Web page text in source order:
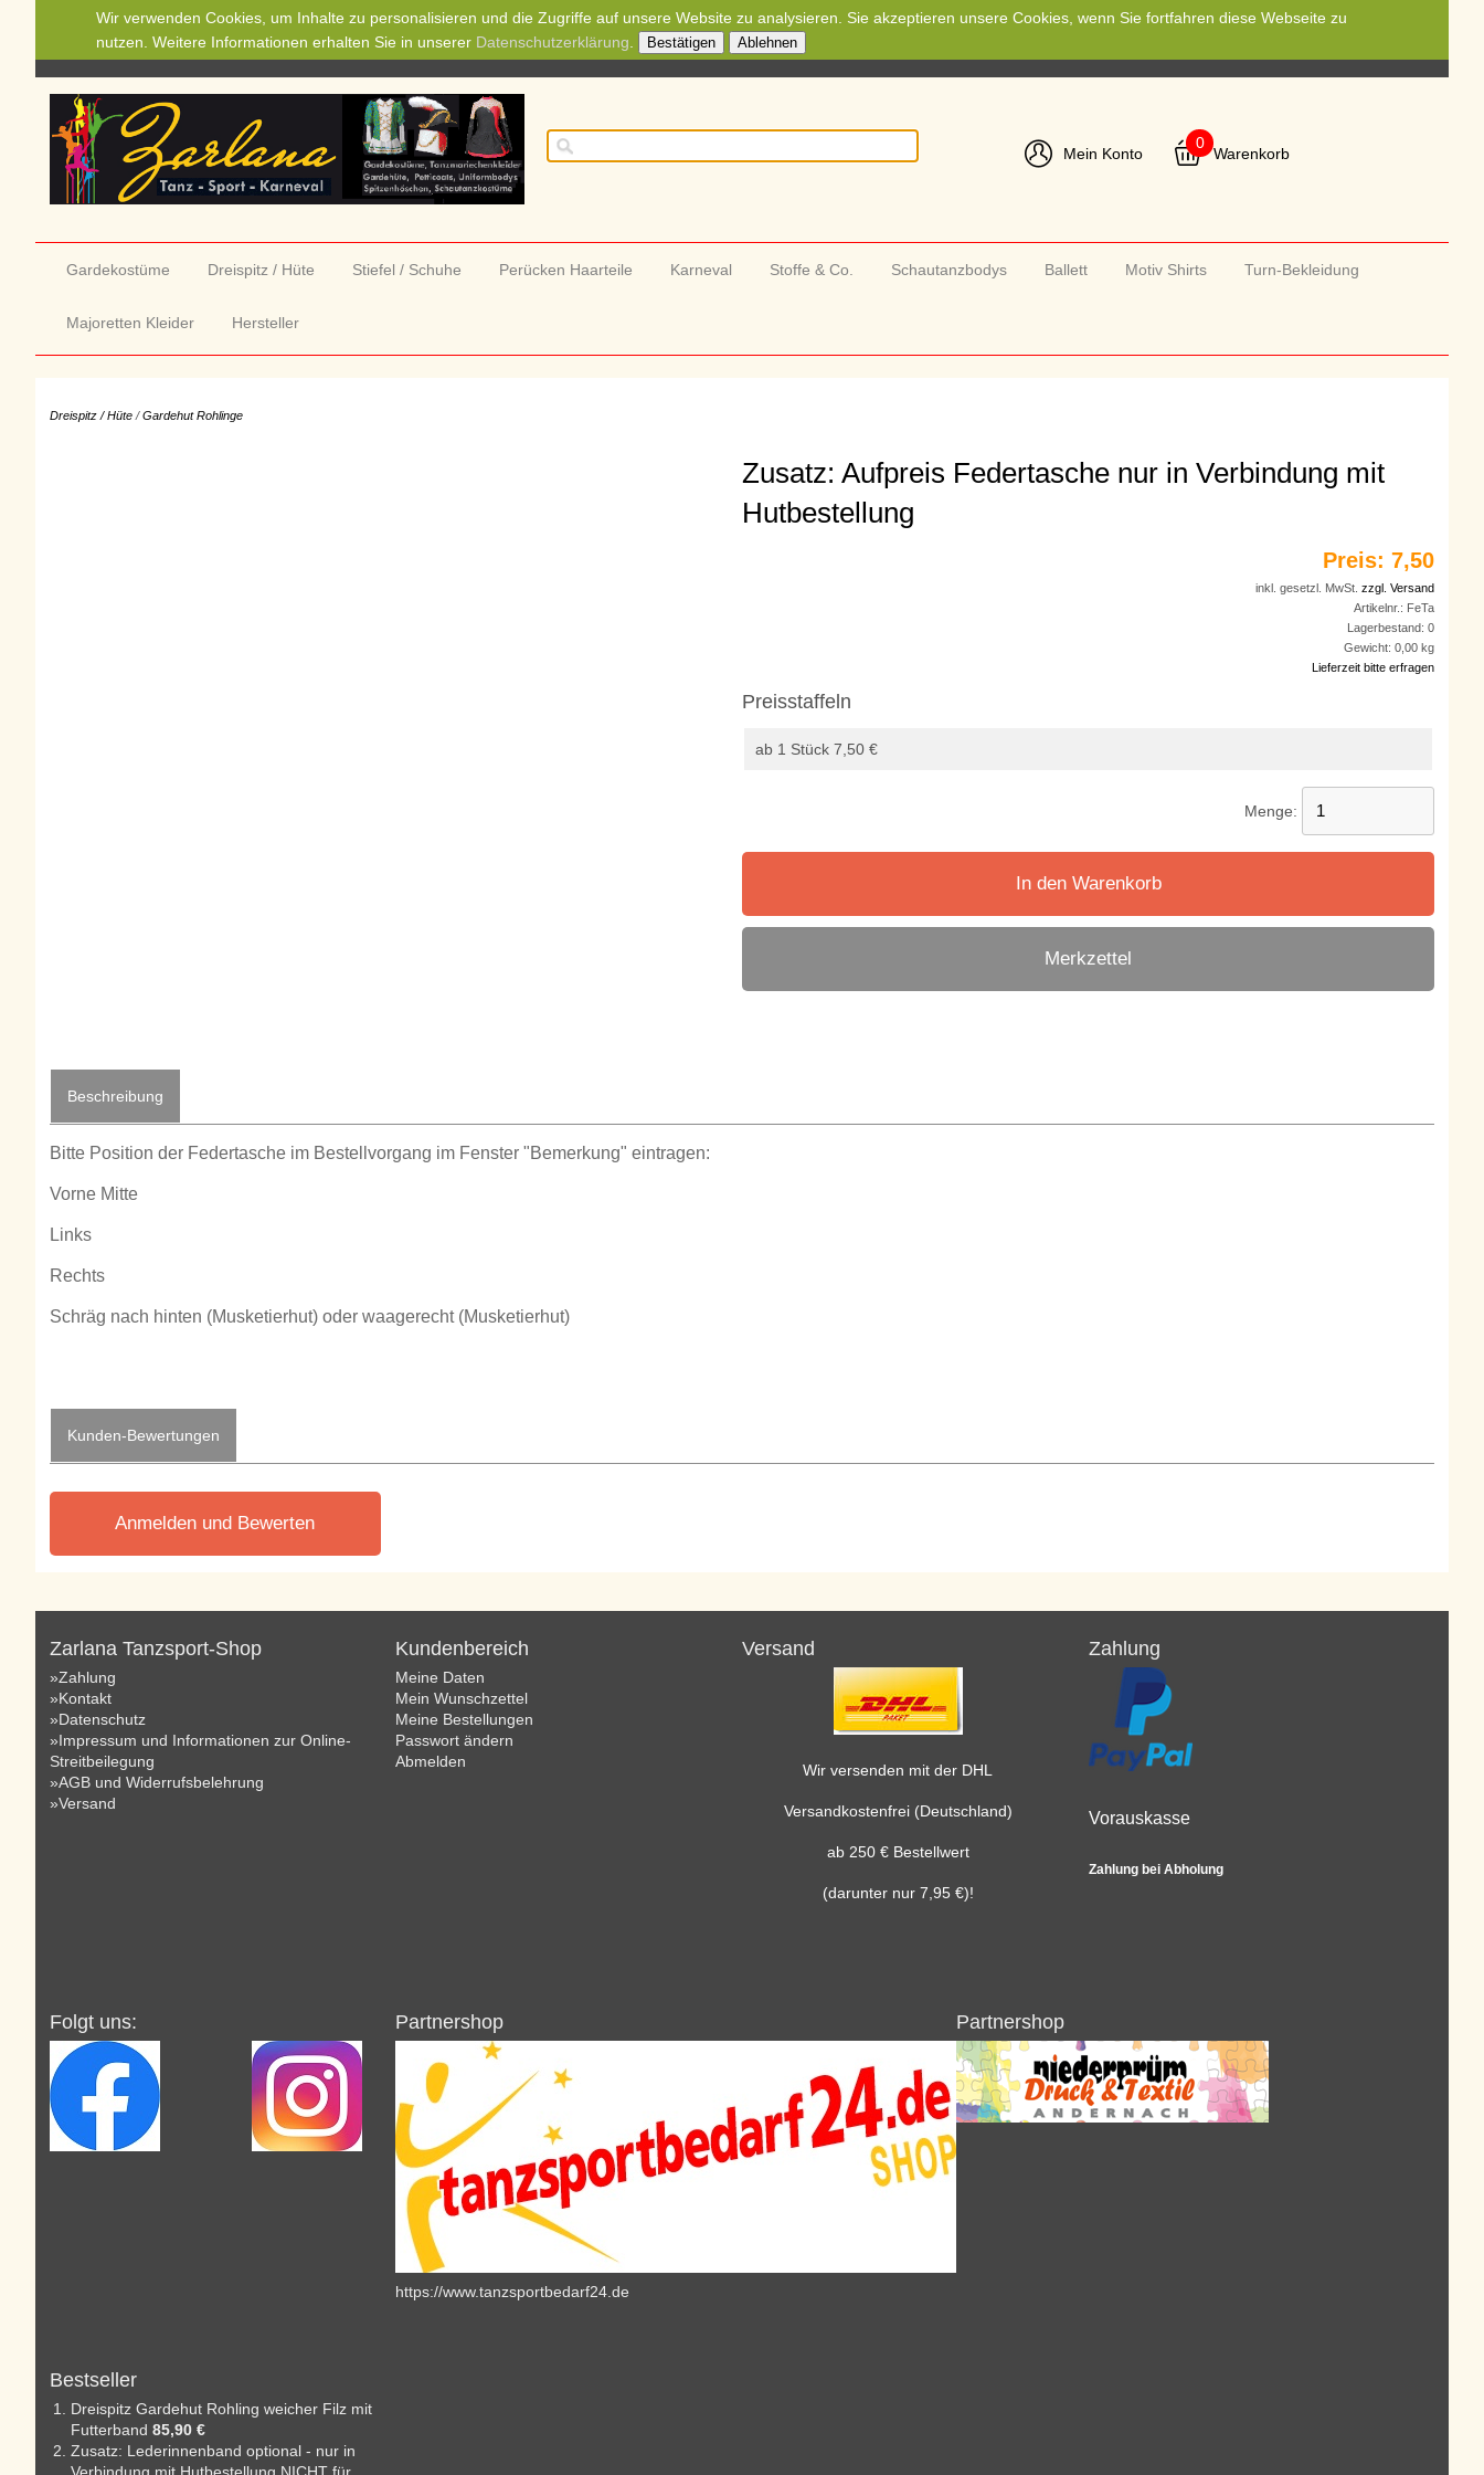
Wir verwenden Cookies, um Inhalte zu personalisieren und die Zugriffe auf unsere Website zu analysieren. Sie akzeptieren unsere Cookies, wenn Sie fortfahren diese Webseite zu
nutzen. Weitere Informationen erhalten Sie in unserer Datenschutzerklärung Bestätigen Ablehnen
Mein Konto
0
Warenkorb
Gardekostüme Dreispitz / Hüte Stiefel / Schuhe Perücken Haarteile Karneval Stoffe & Co. Schautanzbodys Ballett Motiv Shirts Turn-Bekleidung
Majoretten Kleider Hersteller
Dreispitz / Hüte/Gardehut Rohlinge
Zusatz: Aufpreis Federtasche nur in Verbindung mit
Hutbestellung
Preis:7,50
inkl. gesetzl. MwSt.zzgl. Versand
Artikelnr.: FeTa
Lagerbestand:0
Gewicht:0,00 kg
Lieferzeit bitte erfragen
Preisstaffeln
ab 1 Stück 7,50 €
Menge:
In den Warenkorb
Merkzettel
Beschreibung
Bitte Position der Federtasche im Bestellvorgang im Fenster "Bemerkung" eintragen:
Vorne Mitte
Links
Rechts
Schräg nach hinten (Musketierhut) oder waagerecht (Musketierhut)
Kunden-Bewertungen
Anmelden und Bewerten
Zarlana Tanzsport-Shop
»Zahlung
»Kontakt
»Datenschutz
»Impressum und Informationen zur Online-
Streitbeilegung
»AGB und Widerrufsbelehrung
»Versand
Kundenbereich
Meine Daten
Mein Wunschzettel
Meine Bestellungen
Passwort ändern
Abmelden
Versand
Wir versenden mit der DHL
Versandkostenfrei (Deutschland)
ab 250 € Bestellwert
(darunter nur 7,95 €)!
Zahlung
Vorauskasse
Zahlung bei Abholung
Folgt uns: Partnershop
https://www.tanzsportbedarf24.de
Partnershop
Bestseller
Dreispitz Gardehut Rohling weicher Filz mit
Futterband 85,90 €
Zusatz: Lederinnenband optional - nur in